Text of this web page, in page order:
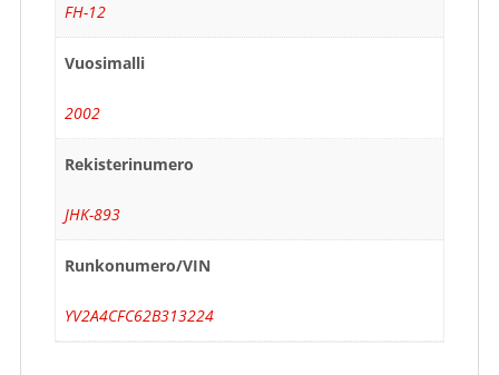
FH-12
Vuosimalli
2002
Rekisterinumero
JHK-893
Runkonumero/VIN
YV2A4CFC62B313224